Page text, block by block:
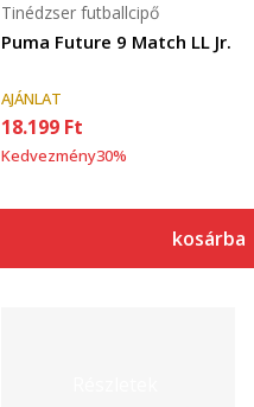
Puma Future 9 Match LL Jr.
Tinédzser futballcipő
AJÁNLAT
18.199 Ft
Kedvezmény30%
kosárba